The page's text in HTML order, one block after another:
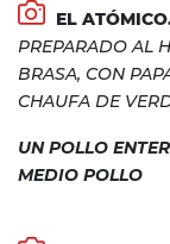
EL
PREPARADO AL
BRASA, CON
CHAUFA DE
UN POLLO
MEDIO POLLO